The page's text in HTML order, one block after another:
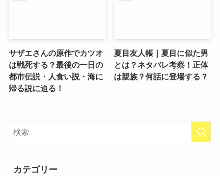
サザエさんの原作でカツオ
は戦死する？最後の一日の
都市伝説・人食い説・海に
帰る説に迫る！
夏目友人帳｜夏目に似た男
とは？ネタバレ考察！正体
は親族？何話に登場する？
カテゴリー